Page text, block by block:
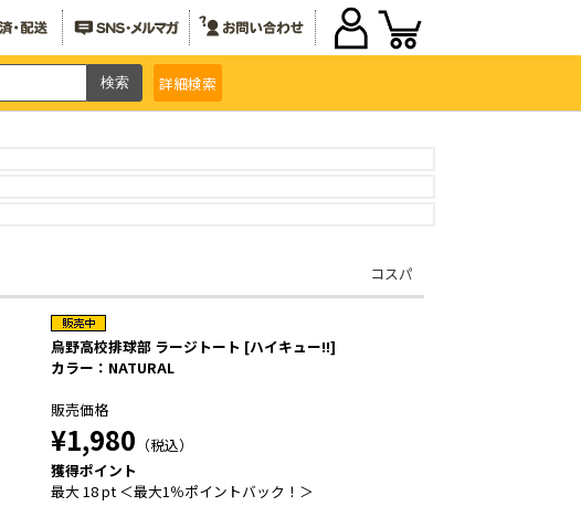
詳細検索
コスパ
烏野高校排球部 ラージトート [ハイキュー!!]
カラー：NATURAL
販売価格
¥1,980 （税込）
獲得ポイント
最大 18 pt ＜最大1％ポイントバック！＞